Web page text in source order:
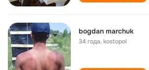
bogdan marchuk
34 года,kostopol